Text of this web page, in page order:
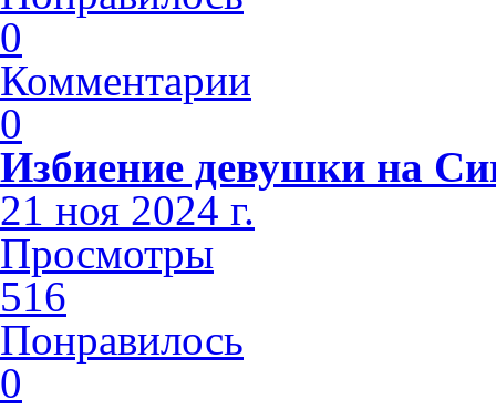
0
Комментарии
0
Избиение девушки на
21 ноя 2024 г.
Просмотры
516
Понравилось
0